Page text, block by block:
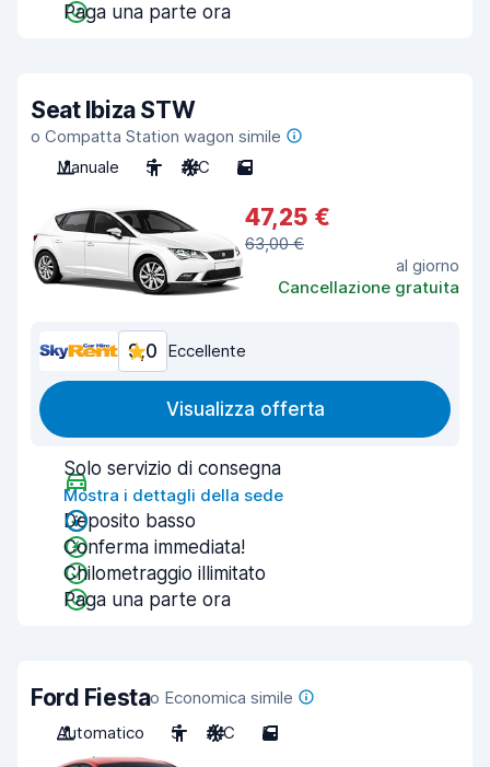
Paga una parte ora
Seat Ibiza STW
o Compatta Station wagon simile
Manuale
5 A/C 5
47,25 €
63,00 €
al giorno
Cancellazione gratuita
9,0 Eccellente
Visualizza offerta
Solo servizio di consegna
Mostra i dettagli della sede
Deposito basso
Conferma immediata!
Chilometraggio illimitato
Paga una parte ora
Ford Fiestao Economica simile
Automatico
5 A/C 5